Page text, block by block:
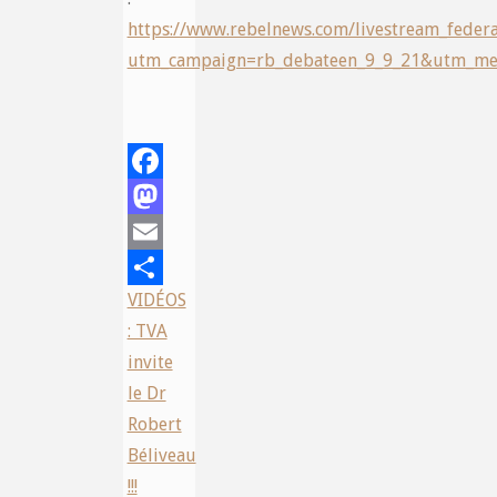
https://www.rebelnews.com/
Facebook
Mastodon
Email
Share
VIDÉOS
: TVA
invite
le Dr
Robert
Béliveau
!!!